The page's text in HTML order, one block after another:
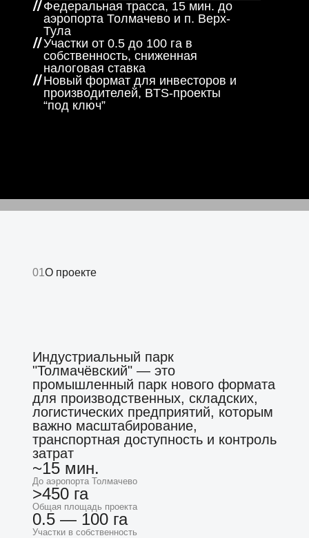
Федеральная трасса, 15 мин. до
аэропорта Толмачево и п. Верх-
Тула
Участки от 0.5 до 100 га в
собственность, сниженная
налоговая ставка
Новый формат для инвесторов и
производителей, BTS-проекты
“под ключ”
01О проекте
Индустриальный парк
"Толмачёвский" — это
промышленный парк нового формата
для производственных, складских,
логистических предприятий, которым
важно масштабирование,
транспортная доступность и контроль
затрат
~15 мин.
До аэропорта Толмачево
>450 га
Общая площадь проекта
0.5 — 100 га
Участки в собственность